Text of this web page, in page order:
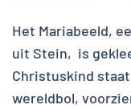
Het Mariabeeld,
uit Stein, is
Christuskind
wereldbol,